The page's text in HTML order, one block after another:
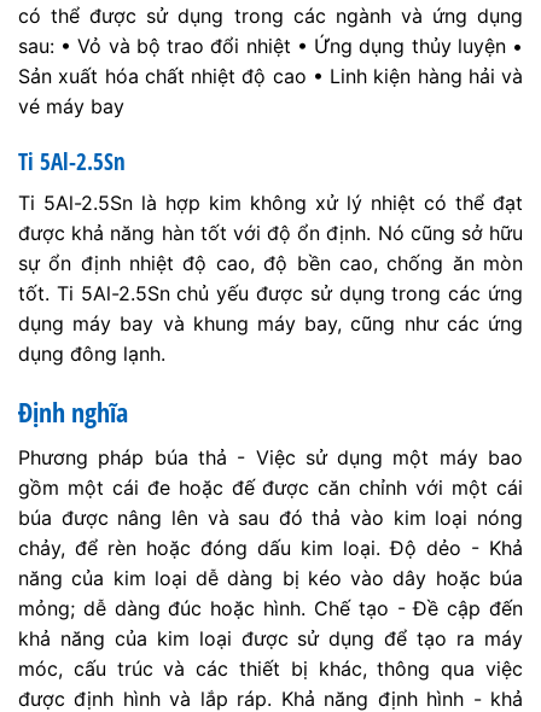
có thể được sử dụng trong các ngành và ứng dụng
sau: • Vỏ và bộ trao đổi nhiệt • Ứng dụng thủy luyện •
Sản xuất hóa chất nhiệt độ cao • Linh kiện hàng hải và
vé máy bay
Ti 5Al-2.5Sn
Ti 5Al-2.5Sn là hợp kim không xử lý nhiệt có thể đạt
được khả năng hàn tốt với độ ổn định. Nó cũng sở hữu
sự ổn định nhiệt độ cao, độ bền cao, chống ăn mòn
tốt. Ti 5Al-2.5Sn chủ yếu được sử dụng trong các ứng
dụng máy bay và khung máy bay, cũng như các ứng
dụng đông lạnh.
Định nghĩa
Phương pháp búa thả - Việc sử dụng một máy bao
gồm một cái đe hoặc đế được căn chỉnh với một cái
búa được nâng lên và sau đó thả vào kim loại nóng
chảy, để rèn hoặc đóng dấu kim loại. Độ dẻo - Khả
năng của kim loại dễ dàng bị kéo vào dây hoặc búa
mỏng; dễ dàng đúc hoặc hình. Chế tạo - Đề cập đến
khả năng của kim loại được sử dụng để tạo ra máy
móc, cấu trúc và các thiết bị khác, thông qua việc
được định hình và lắp ráp. Khả năng định hình - khả